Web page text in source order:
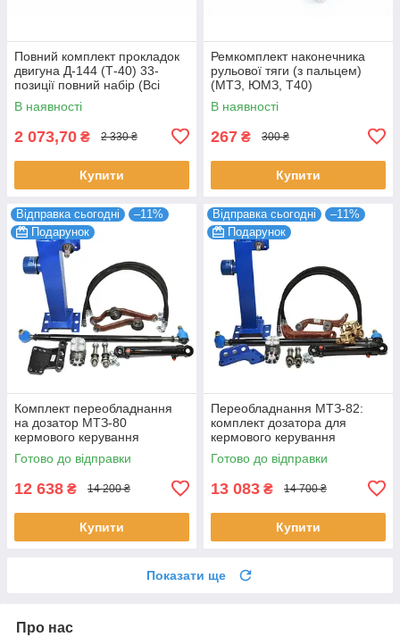
Повний комплект прокладок
двигуна Д-144 (Т-40) 33-
позиції повний набір (Всі
сальники гумки тощо)
В наявності
2 073,70 ₴ 2 330 ₴
Купити
Ремкомплект наконечника
рульової тяги (з пальцем)
(МТЗ, ЮМЗ, Т40)
В наявності
267 ₴ 300 ₴
Купити
Відправка сьогодні
–11%
Подарунок
Комплект переобладнання
на дозатор МТЗ-80
кермового керування
Готово до відправки
12 638 ₴ 14 200 ₴
Купити
Відправка сьогодні
–11%
Подарунок
Переобладнання МТЗ-82:
комплект дозатора для
кермового керування
Готово до відправки
13 083 ₴ 14 700 ₴
Купити
Показати ще
Про нас